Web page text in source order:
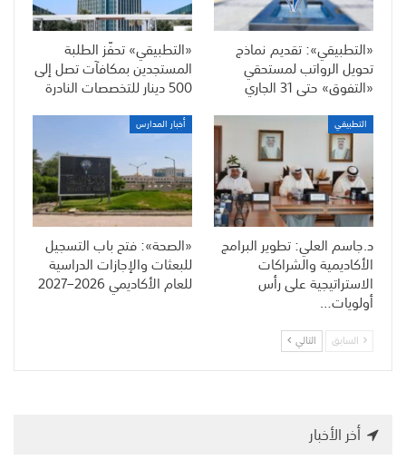
«التطبيقي»: تقديم نماذج
تحويل الرواتب لمستحقي
«التفوق» حتى 31 الجاري
«التطبيقي» تحفّز الطلبة
المستجدين بمكافآت تصل إلى
500 دينار للتخصصات النادرة
التطبيقي
د.جاسم العلي: تطوير البرامج
الأكاديمية والشراكات
الاستراتيجية على رأس
أولويات…
أخبار المدارس
«الصحة»: فتح باب التسجيل
للبعثات والإجازات الدراسية
للعام الأكاديمي 2026–2027
السابق التالي
أخر الأخبار